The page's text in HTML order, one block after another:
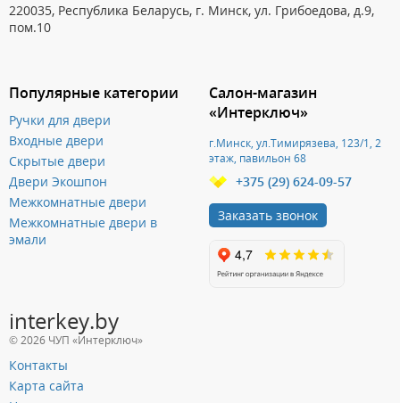
Популярные категории
Ручки для двери
Входные двери
Скрытые двери
Двери Экошпон
Межкомнатные двери
Межкомнатные двери в
эмали
220035, Республика Беларусь, г. Минск, ул. Грибоедова, д.9,
пом.10
Салон-магазин
«Интерключ»
г.Минск, ул.Тимирязева, 123/1, 2
этаж, павильон 68
+375 (29) 624-09-57
Заказать звонок
interkey.by
© 2026 ЧУП «Интерключ»
Контакты
Карта сайта